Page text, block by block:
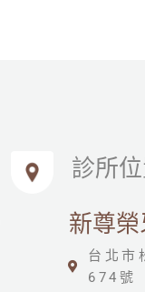
診所
新尊
台北市
674號